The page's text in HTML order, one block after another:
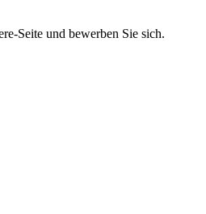
Seite und bewerben Sie sich.